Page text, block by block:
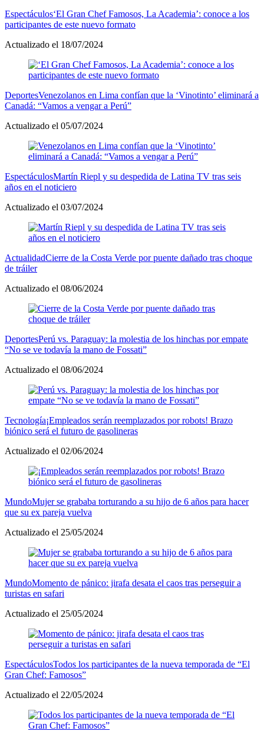
Espectáculos‘El Gran Chef Famosos, La Academia’: conoce a los
participantes de este nuevo formato
Actualizado el 18/07/2024
DeportesVenezolanos en Lima confían que la ‘Vinotinto’ eliminará a
Canadá: “Vamos a vengar a Perú”
Actualizado el 05/07/2024
EspectáculosMartín Riepl y su despedida de Latina TV tras seis
años en el noticiero
Actualizado el 03/07/2024
ActualidadCierre de la Costa Verde por puente dañado tras choque
de tráiler
Actualizado el 08/06/2024
DeportesPerú vs. Paraguay: la molestia de los hinchas por empate
“No se ve todavía la mano de Fossati”
Actualizado el 08/06/2024
Tecnología¡Empleados serán reemplazados por robots! Brazo
biónico será el futuro de gasolineras
Actualizado el 02/06/2024
MundoMujer se grababa torturando a su hijo de 6 años para hacer
que su ex pareja vuelva
Actualizado el 25/05/2024
MundoMomento de pánico: jirafa desata el caos tras perseguir a
turistas en safari
Actualizado el 25/05/2024
EspectáculosTodos los participantes de la nueva temporada de “El
Gran Chef: Famosos”
Actualizado el 22/05/2024